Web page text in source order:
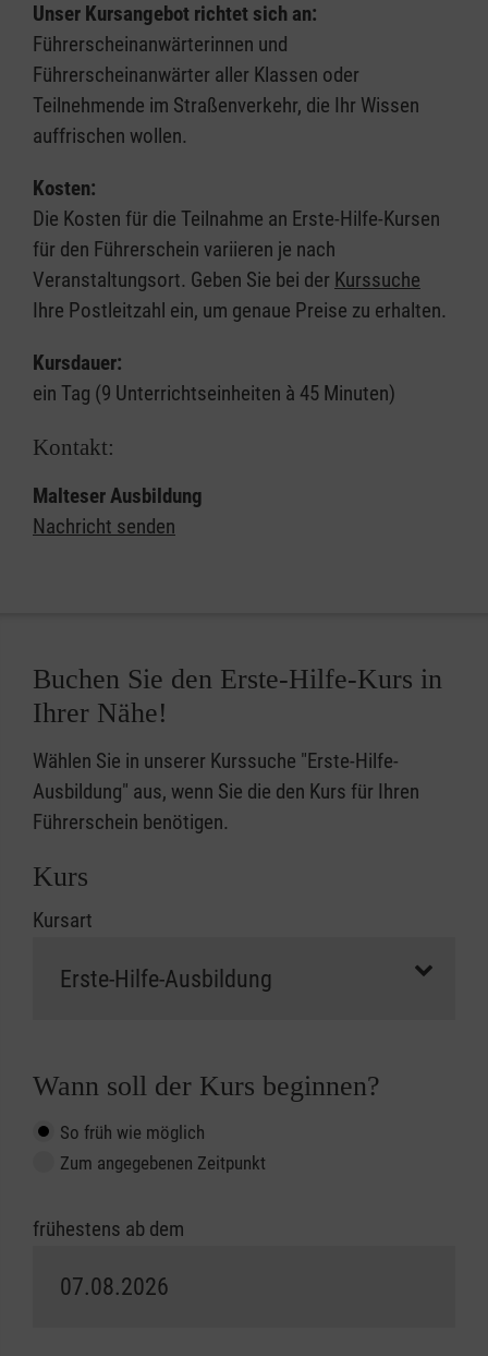
Unser Kursangebot richtet sich an:
Führerscheinanwärterinnen und
Führerscheinanwärter aller Klassen oder
Teilnehmende im Straßenverkehr, die Ihr Wissen
auffrischen wollen.
Kosten:
Die Kosten für die Teilnahme an Erste-Hilfe-Kursen
für den Führerschein variieren je nach
Veranstaltungsort. Geben Sie bei der Kurssuche
Ihre Postleitzahl ein, um genaue Preise zu erhalten.
Kursdauer:
ein Tag (9 Unterrichtseinheiten à 45 Minuten)
Kontakt:
Malteser Ausbildung
Nachricht senden
Buchen Sie den Erste-Hilfe-Kurs in
Ihrer Nähe!
Wählen Sie in unserer Kurssuche "Erste-Hilfe-
Ausbildung" aus, wenn Sie die den Kurs für Ihren
Führerschein benötigen.
Kurs
Kursart
Wann soll der Kurs beginnen?
So früh wie möglich
Zum angegebenen Zeitpunkt
frühestens ab dem